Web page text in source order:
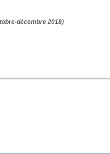
décembre 2018)